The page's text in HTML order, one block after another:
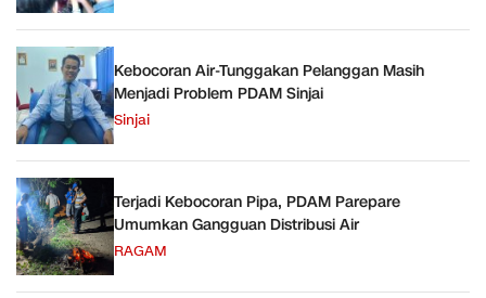
Kebocoran Air-Tunggakan Pelanggan Masih
Menjadi Problem PDAM Sinjai
Sinjai
Terjadi Kebocoran Pipa, PDAM Parepare
Umumkan Gangguan Distribusi Air
RAGAM